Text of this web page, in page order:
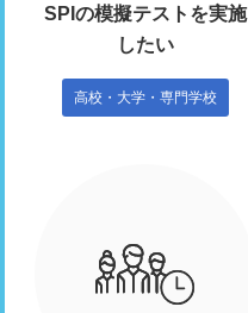
SPIの模擬テストを実施
したい
高校・大学・専門学校